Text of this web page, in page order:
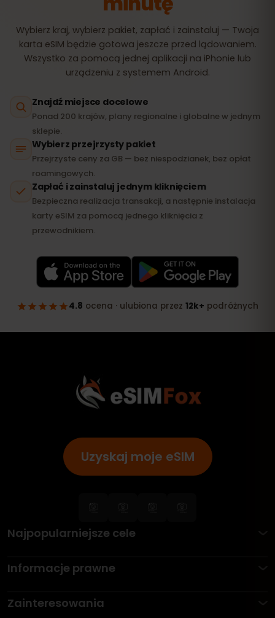
Uzyskaj moje eSIM
Najpopularniejsze cele
Informacje prawne
Zainteresowania